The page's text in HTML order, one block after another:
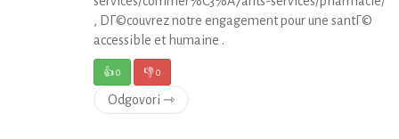
, DГ©couvrez notre engagement pour une santГ©
accessible et humaine .
👍0 👎0
Odgovori ⇾